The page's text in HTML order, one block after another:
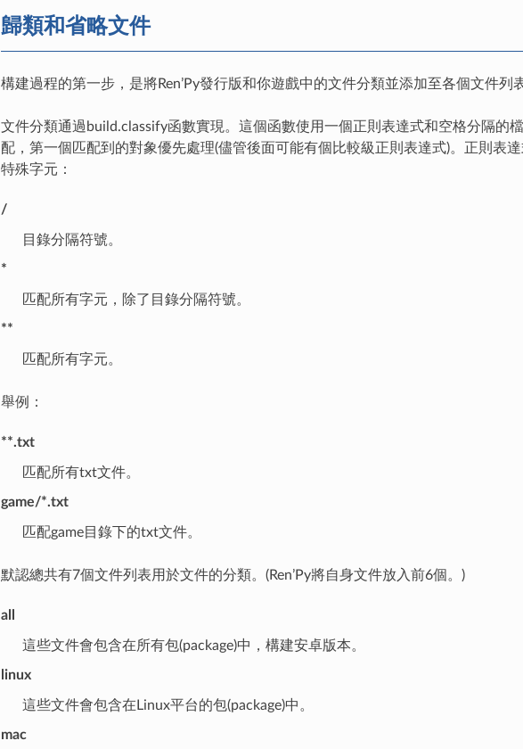
歸類和省略文件
構建過程的第一步，是將Ren’Py發行版和你遊戲中的文件分類並添加至各個文件列
文件分類通過build.classify函數實現。這個函數使用一個正則表達式和空格分隔的
配，第一個匹配到的對象優先處理(儘管後面可能有個比較級正則表達式)。正則表
特殊字元：
/
目錄分隔符號。
*
匹配所有字元，除了目錄分隔符號。
**
匹配所有字元。
舉例：
**.txt
匹配所有txt文件。
game/*.txt
匹配game目錄下的txt文件。
默認總共有7個文件列表用於文件的分類。(Ren’Py將自身文件放入前6個。)
all
這些文件會包含在所有包(package)中，構建安卓版本。
linux
這些文件會包含在Linux平台的包(package)中。
mac